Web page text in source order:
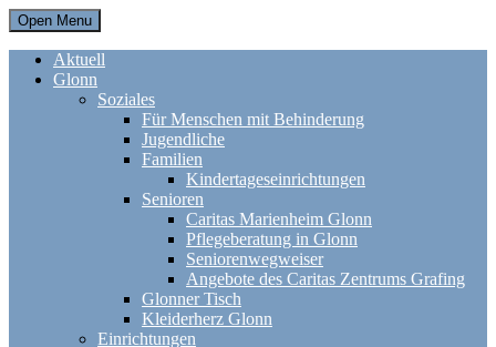
Open Menu
Aktuell
Glonn
Soziales
Für Menschen mit Behinderung
Jugendliche
Familien
Kindertageseinrichtungen
Senioren
Caritas Marienheim Glonn
Pflegeberatung in Glonn
Seniorenwegweiser
Angebote des Caritas Zentrums Grafing
Glonner Tisch
Kleiderherz Glonn
Einrichtungen